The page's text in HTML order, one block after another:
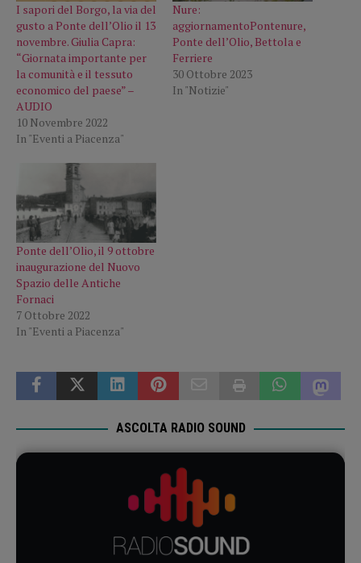
I sapori del Borgo, la via del
gusto a Ponte dell’Olio il 13
novembre. Giulia Capra:
“Giornata importante per
la comunità e il tessuto
economico del paese” –
AUDIO
10 Novembre 2022
In "Eventi a Piacenza"
Nure:
aggiornamentoPontenure,
Ponte dell’Olio, Bettola e
Ferriere
30 Ottobre 2023
In "Notizie"
Ponte dell’Olio, il 9 ottobre
inaugurazione del Nuovo
Spazio delle Antiche
Fornaci
7 Ottobre 2022
In "Eventi a Piacenza"
ASCOLTA RADIO SOUND